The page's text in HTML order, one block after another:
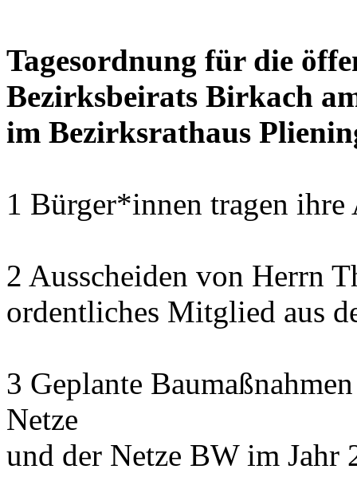
Tagesordnung für die
Bezirksbeirats Birkach
im Bezirksrathaus
1 Bürger*innen tragen
2 Ausscheiden von Herrn
ordentliches Mitglied aus
3 Geplante
Netze
und der Netze BW im Jahr